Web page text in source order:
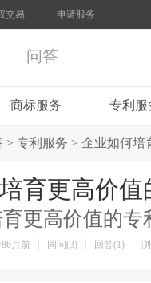
交易 申请服务
问答
商标服务 专利服
> 专利服务 > 企业如何培
育更高价值
更高价值的专
月前 同问(3) 回答(1)